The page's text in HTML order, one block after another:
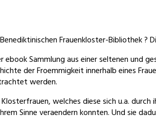
Frauenkloster-Bibliothek
ebook Sammlung aus einer seltenen und
der Froemmigkeit innerhalb eines
werden.
welches diese sich u.a.
Sinne veraendern konnten. Und sie